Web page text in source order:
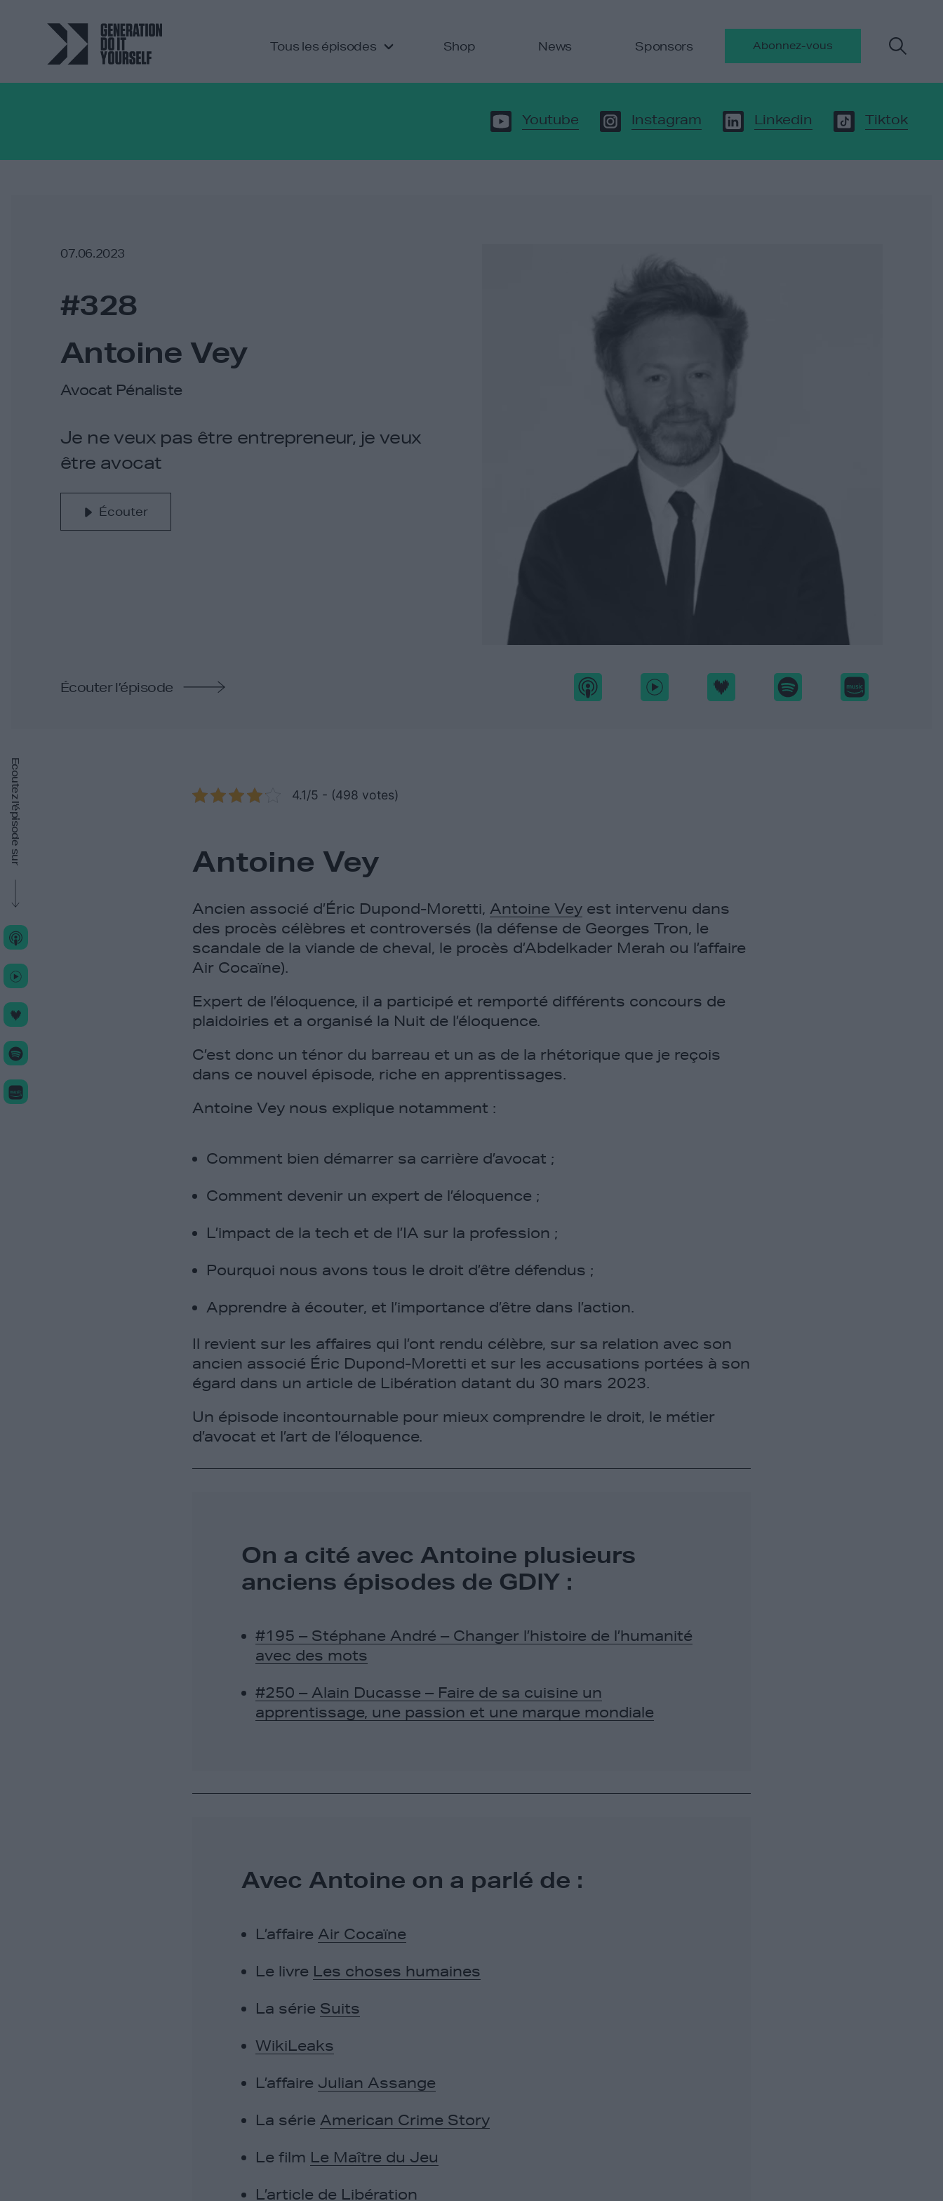
Tous les épisodes Shop News Sponsors Abonnez-vous
Youtube Instagram Linkedin Tiktok
07.06.2023
#328
Antoine Vey
Avocat Pénaliste
Je ne veux pas être entrepreneur, je veux
être avocat
Écouter
Écouter l’épisode
Ecoutez l'épisode sur 4.1/5 - (498 votes)
Antoine Vey
Ancien associé d’Éric Dupond-Moretti, Antoine Vey est intervenu dans
des procès célèbres et controversés (la défense de Georges Tron, le
scandale de la viande de cheval, le procès d’Abdelkader Merah ou l’affaire
Air Cocaïne).
Expert de l’éloquence, il a participé et remporté différents concours de
plaidoiries et a organisé la Nuit de l’éloquence.
C’est donc un ténor du barreau et un as de la rhétorique que je reçois
dans ce nouvel épisode, riche en apprentissages.
Antoine Vey nous explique notamment :
Comment bien démarrer sa carrière d’avocat ;
Comment devenir un expert de l’éloquence ;
L’impact de la tech et de l’IA sur la profession ;
Pourquoi nous avons tous le droit d’être défendus ;
Apprendre à écouter, et l’importance d’être dans l’action.
Il revient sur les affaires qui l’ont rendu célèbre, sur sa relation avec son
ancien associé Éric Dupond-Moretti et sur les accusations portées à son
égard dans un article de Libération datant du 30 mars 2023.
Un épisode incontournable pour mieux comprendre le droit, le métier
d’avocat et l’art de l’éloquence.
On a cité avec Antoine plusieurs
anciens épisodes de GDIY :
#195 – Stéphane André – Changer l’histoire de l’humanité
avec des mots
#250 – Alain Ducasse – Faire de sa cuisine un
apprentissage, une passion et une marque mondiale
Avec Antoine on a parlé de :
L’affaire Air Cocaïne
Le livre Les choses humaines
La série Suits
WikiLeaks
L’affaire Julian Assange
La série American Crime Story
Le film Le Maître du Jeu
L’article de Libération